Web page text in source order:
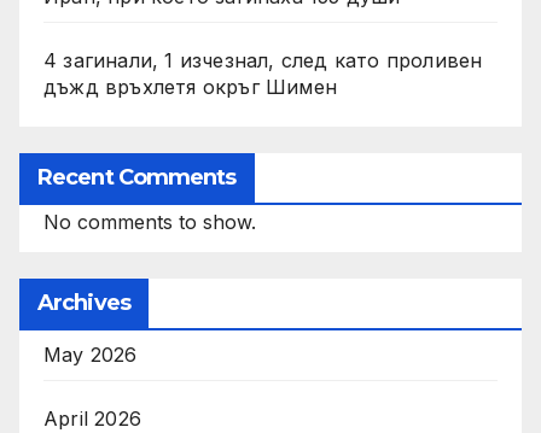
4 загинали, 1 изчезнал, след като проливен
дъжд връхлетя окръг Шимен
Recent Comments
No comments to show.
Archives
May 2026
April 2026